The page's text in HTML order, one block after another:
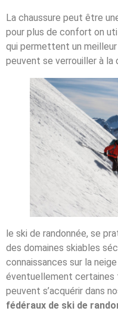
La chaussure peut être
pour plus de confort on
qui permettent un
peuvent se verrouiller à la
le ski de randonnée, se
des domaines skiables
connaissances sur la
éventuellement certaines
peuvent s’acquérir dans
fédéraux de ski de